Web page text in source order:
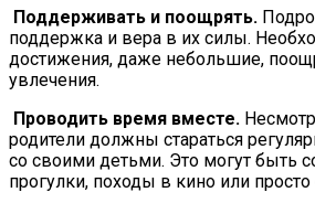
Поддерживать и поощрять.
поддержка и вера в их силы.
достижения, даже небольшие,
увлечения.
Проводить время вместе.
родители должны стараться
со своими детьми. Это могут быть
прогулки, походы в кино или